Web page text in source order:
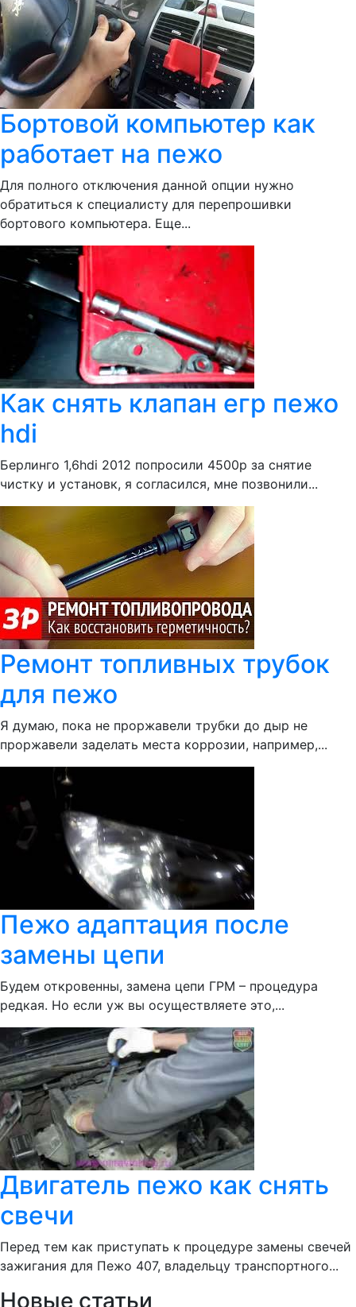
Бортовой компьютер как
работает на пежо
Для полного отключения данной опции нужно
обратиться к специалисту для перепрошивки
бортового компьютера. Еще...
Как снять клапан егр пежо
hdi
Берлинго 1,6hdi 2012 попросили 4500р за снятие
чистку и установк, я согласился, мне позвонили...
Ремонт топливных трубок
для пежо
Я думаю, пока не проржавели трубки до дыр не
проржавели заделать места коррозии, например,...
Пежо адаптация после
замены цепи
Будем откровенны, замена цепи ГРМ – процедура
редкая. Но если уж вы осуществляете это,...
Двигатель пежо как снять
свечи
Перед тем как приступать к процедуре замены свечей
зажигания для Пежо 407, владельцу транспортного...
Новые статьи